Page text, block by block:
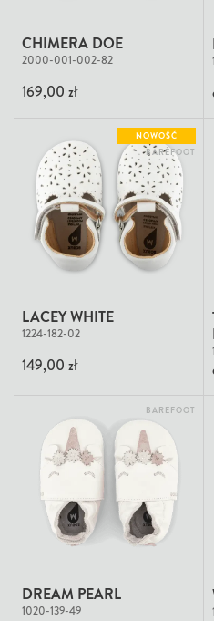
CHIMERA DOE
2000-001-002-82
169,00 zł
NOWOŚĆ
BAREFOOT
LACEY WHITE
1224-182-02
149,00 zł
BAREFOOT
DREAM PEARL
1020-139-49